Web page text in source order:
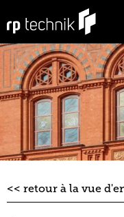
retour à la vue